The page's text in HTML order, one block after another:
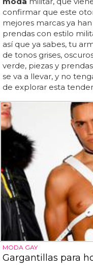
confirmar que este
mejores marcas ya
prendas con estilo
así que ya sabes, tu
de tonos grises,
verde, piezas y
se va a llevar, y no
de explorar esta
MODA GAY
Gargantillas para